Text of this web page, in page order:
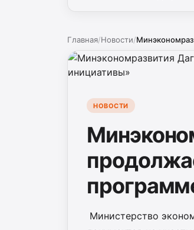
Главная/Новости/
НОВОСТИ
Министерство